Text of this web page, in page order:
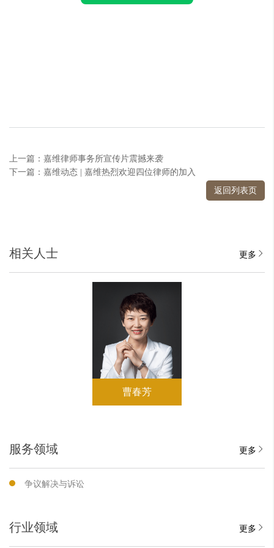
上一篇：嘉维律师事务所宣传片震撼来袭
下一篇：嘉维动态 | 嘉维热烈欢迎四位律师的加入
返回列表页
相关人士 更多
曹春芳
服务领域 更多
争议解决与诉讼
行业领域 更多